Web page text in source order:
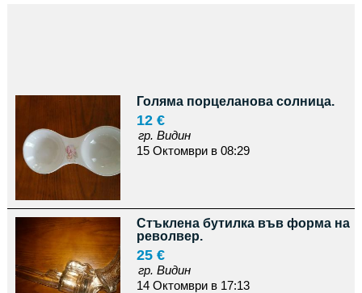
Голяма порцеланова солница.
12 €
гр. Видин
15 Октомври в 08:29
Стъклена бутилка във форма на
револвер.
25 €
гр. Видин
14 Октомври в 17:13